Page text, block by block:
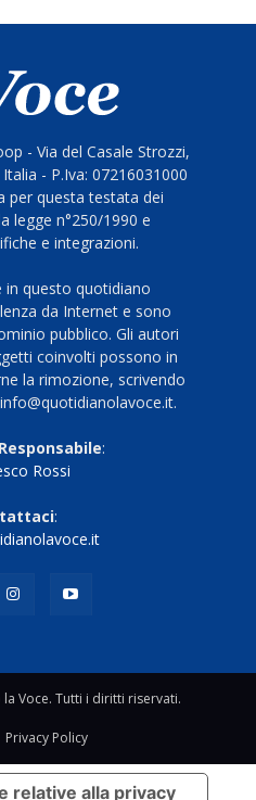
- Via del Casale Strozzi,
- P.Iva: 07216031000
per questa testata dei
legge n°250/1990 e
e integrazioni.
questo quotidiano
da Internet e sono
pubblico. Gli autori
coinvolti possono in
la rimozione, scrivendo
:
Rossi
:
Voce. Tutti i diritti riservati.
Privacy Policy
relative alla privacy